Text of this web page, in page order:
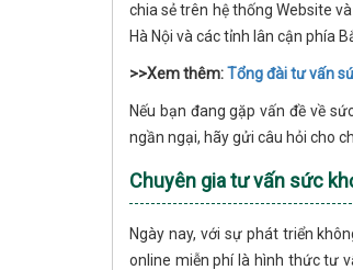
chia sẻ trên hệ thống Website
Hà Nội và các tỉnh lân cận phía
>>Xem thêm:Tổng đài tư vấn
Nếu bạn đang gặp vấn đề về
ngần ngại, hãy gửi câu hỏi cho
Chuyên gia tư vấn sức
Ngày nay, với sự phát triển
online miễn phí là hình thức tư